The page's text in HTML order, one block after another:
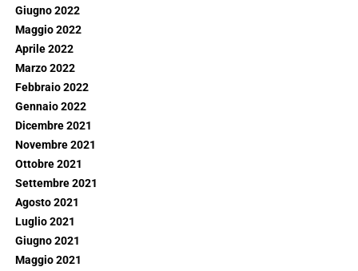
Giugno 2022
Maggio 2022
Aprile 2022
Marzo 2022
Febbraio 2022
Gennaio 2022
Dicembre 2021
Novembre 2021
Ottobre 2021
Settembre 2021
Agosto 2021
Luglio 2021
Giugno 2021
Maggio 2021